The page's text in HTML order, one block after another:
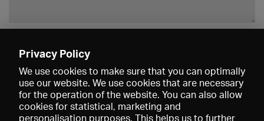
Privacy Policy
We use cookies to make sure that you can optimally
use our website. We use cookies that are necessary
for the operation of the website. You can also allow
cookies for statistical, marketing and
personalisation purposes. This helps us to further